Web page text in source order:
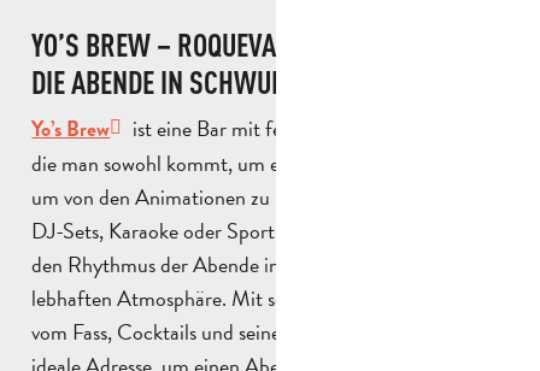
YO’S BREW – ROQUEVAIRE (DIE KNEIPE, DIE
DIE ABENDE IN SCHWUNG BRINGT)
Yo’s Brew
ist eine Bar mit festlicher Atmosphäre, in
die man sowohl kommt, um etwas zu trinken, als auch
um von den Animationen zu profitieren. Live-Konzerte,
DJ-Sets, Karaoke oder Sportübertragungen bestimmen
den Rhythmus der Abende in einer freundlichen und
lebhaften Atmosphäre. Mit seinen zahlreichen Bieren
vom Fass, Cocktails und seinem Spielbereich ist es eine